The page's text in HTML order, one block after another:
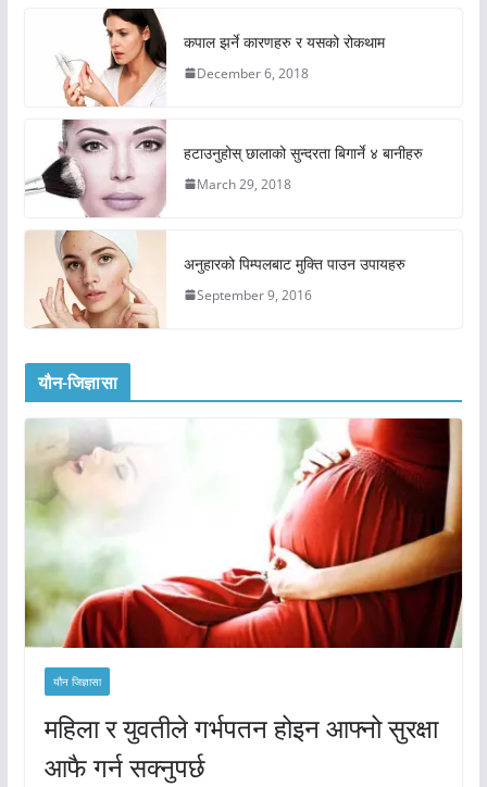
कपाल झर्ने कारणहरु र यसको रोकथाम
December 6, 2018
हटाउनुहोस् छालाको सुन्दरता बिगार्ने ४ बानीहरु
March 29, 2018
अनुहारको पिम्पलबाट मुक्ति पाउन उपायहरु
September 9, 2016
यौन-जिज्ञासा
यौन जिज्ञासा
महिला र युवतीले गर्भपतन होइन आफ्नो सुरक्षा
आफै गर्न सक्नुपर्छ